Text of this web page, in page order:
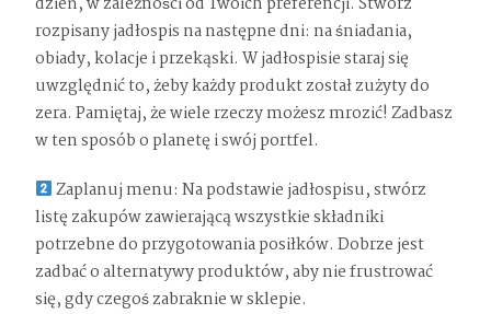
rozpisany jadłospis na następne dni: na śniadania,
obiady, kolacje i przekąski. W jadłospisie staraj się
uwzględnić to, żeby każdy produkt został zużyty do
zera. Pamiętaj, że wiele rzeczy możesz mrozić! Zadbasz
w ten sposób o planetę i swój portfel.
Zaplanuj menu: Na podstawie jadłospisu, stwórz
listę zakupów zawierającą wszystkie składniki
potrzebne do przygotowania posiłków. Dobrze jest
zadbać o alternatywy produktów, aby nie frustrować
się, gdy czegoś zabraknie w sklepie.